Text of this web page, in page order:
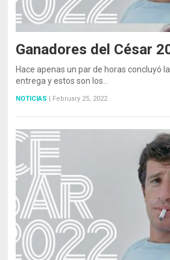
Ganadores del César
Hace apenas un par de horas concluyó
entrega y estos son los…
NOTICIAS February 25, 2022